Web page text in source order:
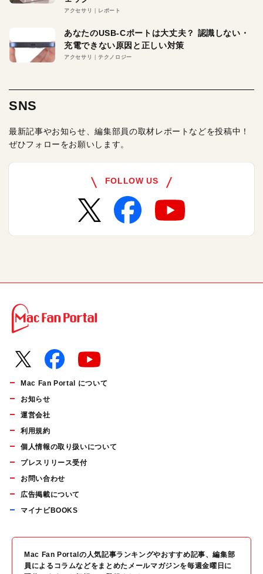
アクセサリ レポート
あなたのUSB-Cポートは大丈夫？ 認識しない・
充電できない原因と正しい対策
アクセサリ テクノロジー
SNS
最新記事やお知らせ、編集部員の取材レポートなどを投稿中！
ぜひフォローをお願いします。
FOLLOW US
Mac Fan Portal について
お知らせ
運営会社
利用規約
個人情報の取り扱いについて
プレスリリース受付
お問い合わせ
広告掲載について
マイナビBOOKS
Mac Fan Portalの人気記事ランキングやおすすめ記事、編集部
員によるコラムなどをまとめたメールマガジンを毎週金曜日に